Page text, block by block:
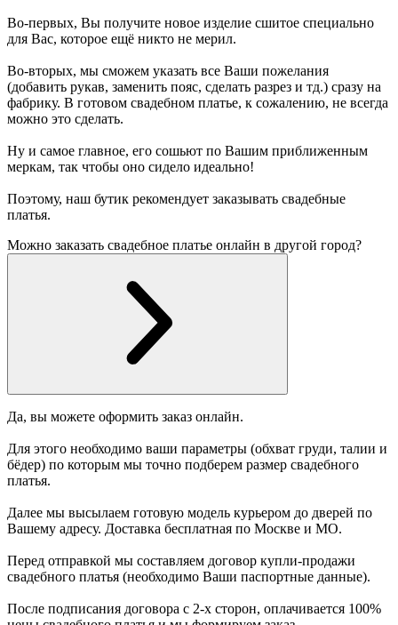
Во-первых, Вы получите новое изделие сшитое специально
для Вас, которое ещё никто не мерил.
Во-вторых, мы сможем указать все Ваши пожелания
(добавить рукав, заменить пояс, сделать разрез и тд.) сразу на
фабрику. В готовом свадебном платье, к сожалению, не всегда
можно это сделать.
Ну и самое главное, его сошьют по Вашим приближенным
меркам, так чтобы оно сидело идеально!
Поэтому, наш бутик рекомендует заказывать свадебные
платья.
Можно заказать свадебное платье онлайн в другой город?
Да, вы можете оформить заказ онлайн.
Для этого необходимо ваши параметры (обхват груди, талии и
бёдер) по которым мы точно подберем размер свадебного
платья.
Далее мы высылаем готовую модель курьером до дверей по
Вашему адресу. Доставка бесплатная по Москве и МО.
Перед отправкой мы составляем договор купли-продажи
свадебного платья (необходимо Ваши паспортные данные).
После подписания договора с 2-х сторон, оплачивается 100%